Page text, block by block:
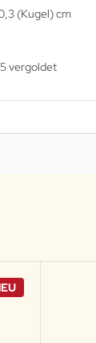
(Kugel) cm
vergoldet